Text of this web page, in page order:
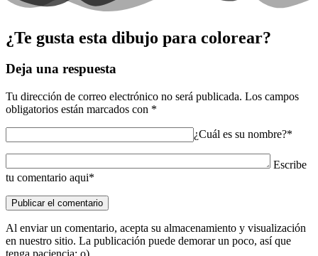
¿Te gusta esta dibujo para colorear?
Deja una respuesta
Tu dirección de correo electrónico no será publicada. Los campos
obligatorios están marcados con *
¿Cuál es su nombre?*
Escribe
tu comentario aqui*
Al enviar un comentario, acepta su almacenamiento y visualización
en nuestro sitio. La publicación puede demorar un poco, así que